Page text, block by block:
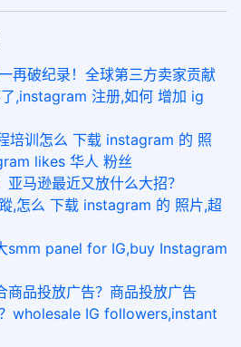
再破纪录！全球第三方卖家贡献
,instagram 注册,如何 增加 ig
培训怎么 下载 instagram 的 照
likes 华人 粉丝
马逊最近又放什么大招？
,怎么 下载 instagram 的 照片,超
smm panel for IG,buy Instagram
商品投放广告？商品投放广告
wholesale IG followers,instant